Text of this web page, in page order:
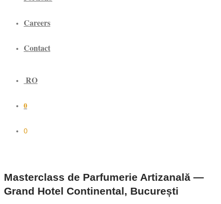
Careers
Contact
RO
0
0
Masterclass de Parfumerie Artizanală —
Grand Hotel Continental, București